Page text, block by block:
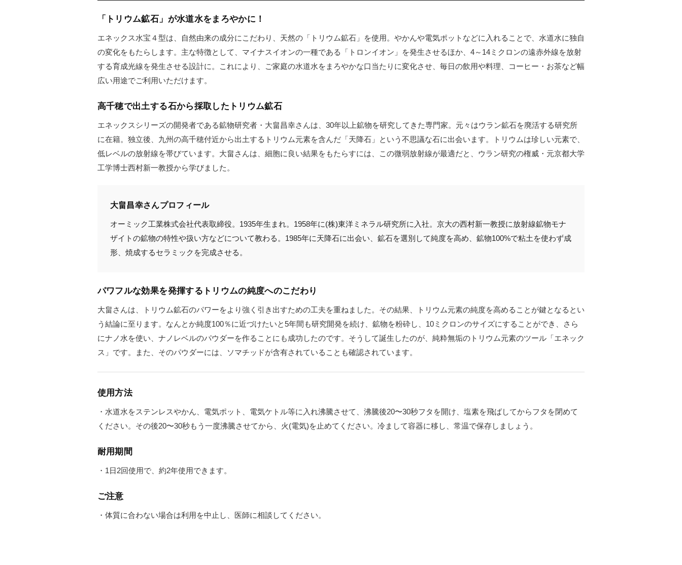
「トリウム鉱石」が水道水をまろやかに！
エネックス水宝４型は、自然由来の成分にこだわり、天然の「トリウム鉱石」を使用。やかんや電気ポットなどに入れることで、水道水に独自
の変化をもたらします。主な特徴として、マイナスイオンの一種である「トロンイオン」を発生させるほか、4～14ミクロンの遠赤外線を放射
する育成光線を発生させる設計に。これにより、ご家庭の水道水をまろやかな口当たりに変化させ、毎日の飲用や料理、コーヒー・お茶など幅
広い用途でご利用いただけます。
高千穂で出土する石から採取したトリウム鉱石
エネックスシリーズの開発者である鉱物研究者・大畠昌幸さんは、30年以上鉱物を研究してきた専門家。元々はウラン鉱石を廃活する研究所
に在籍。独立後、九州の高千穂付近から出土するトリウム元素を含んだ「天降石」という不思議な石に出会います。トリウムは珍しい元素で、
低レベルの放射線を帯びています。大畠さんは、細胞に良い結果をもたらすには、この微弱放射線が最適だと、ウラン研究の権威・元京都大学
工学博士西村新一教授から学びました。
大畠昌幸さんプロフィール
オーミック工業株式会社代表取締役。1935年生まれ。1958年に(株)東洋ミネラル研究所に入社。京大の西村新一教授に放射線鉱物モナ
ザイトの鉱物の特性や扱い方などについて教わる。1985年に天降石に出会い、鉱石を選別して純度を高め、鉱物100%で粘土を使わず成
形、焼成するセラミックを完成させる。
パワフルな効果を発揮するトリウムの純度へのこだわり
大畠さんは、トリウム鉱石のパワーをより強く引き出すための工夫を重ねました。その結果、トリウム元素の純度を高めることが鍵となるとい
う結論に至ります。なんとか純度100％に近づけたいと5年間も研究開発を続け、鉱物を粉砕し、10ミクロンのサイズにすることができ、さら
にナノ水を使い、ナノレベルのパウダーを作ることにも成功したのです。そうして誕生したのが、純粋無垢のトリウム元素のツール「エネック
ス」です。また、そのパウダーには、ソマチッドが含有されていることも確認されています。
使用方法
・水道水をステンレスやかん、電気ポット、電気ケトル等に入れ沸騰させて、沸騰後20〜30秒フタを開け、塩素を飛ばしてからフタを閉めて
ください。その後20〜30秒もう一度沸騰させてから、火(電気)を止めてください。冷まして容器に移し、常温で保存しましょう。
耐用期間
・1日2回使用で、約2年使用できます。
ご注意
・体質に合わない場合は利用を中止し、医師に相談してください。